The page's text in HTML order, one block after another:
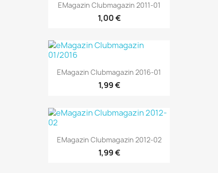
EMagazin Clubmagazin 2011-01
1,00 €
EMagazin Clubmagazin 2016-01
1,99 €
EMagazin Clubmagazin 2012-02
1,99 €